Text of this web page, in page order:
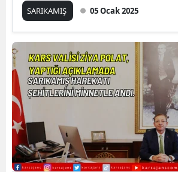
SARIKAMIŞ 05 Ocak 2025